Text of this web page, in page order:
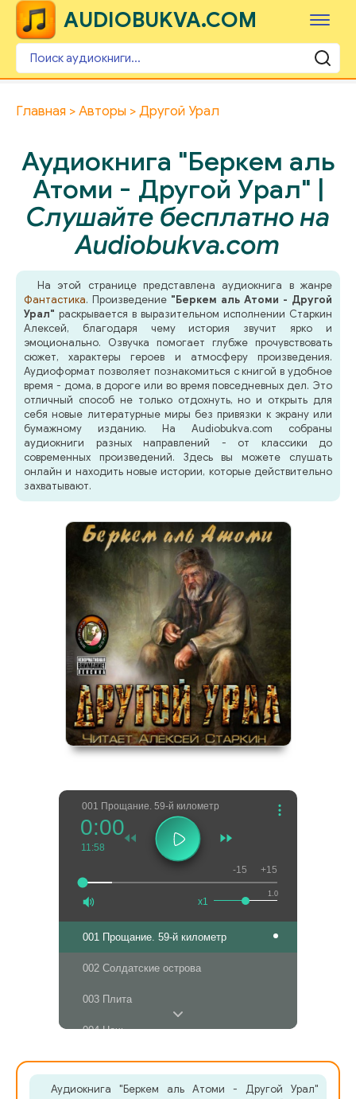
AUDIOBUKVA.COM
Главная Авторы Другой Урал
Аудиокнига "Беркем аль
Атоми - Другой Урал" |
Слушайте бесплатно на
Audiobukva.com
На этой странице представлена аудиокнига в жанре
Фантастика. Произведение "Беркем аль Атоми - Другой
Урал" раскрывается в выразительном исполнении Старкин
Алексей, благодаря чему история звучит ярко и
эмоционально. Озвучка помогает глубже прочувствовать
сюжет, характеры героев и атмосферу произведения.
Аудиоформат позволяет познакомиться с книгой в удобное
время - дома, в дороге или во время повседневных дел. Это
отличный способ не только отдохнуть, но и открыть для
себя новые литературные миры без привязки к экрану или
бумажному изданию. На Audiobukva.com собраны
аудиокниги разных направлений - от классики до
современных произведений. Здесь вы можете слушать
онлайн и находить новые истории, которые действительно
захватывают.
001 Прощание. 59-й километр
0:00
11:58
1.0
x1
-15 +15
001 Прощание. 59-й километр
002 Солдатские острова
003 Плита
004 Ночь
005 Город золотой, или Поездочка
Аудиокнига "Беркем аль Атоми - Другой Урал"